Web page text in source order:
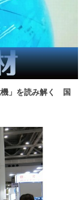
機」を読み解く 国